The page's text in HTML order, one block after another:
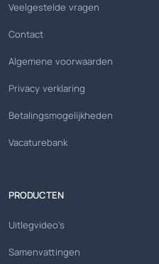
Veelgestelde vragen
Contact
Algemene voorwaarden
Privacy verklaring
Betalingsmogelijkheden
Vacaturebank
PRODUCTEN
Uitlegvideo's
Samenvattingen